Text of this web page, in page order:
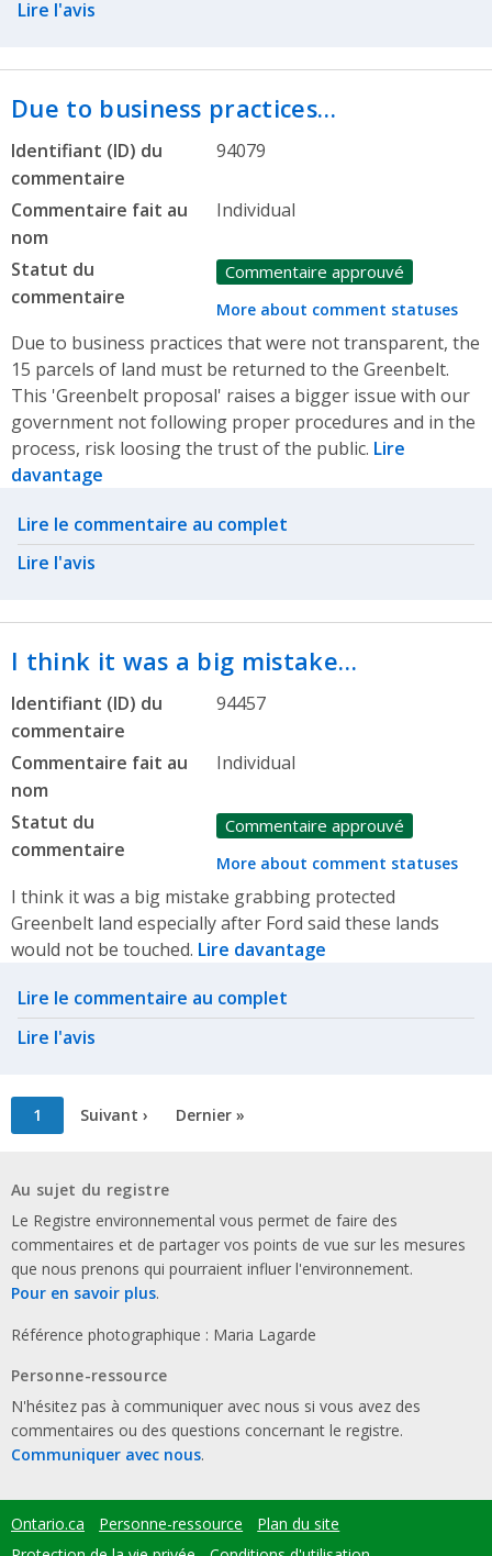
Lire l'avis
Due to business practices…
Identifiant (ID) du
commentaire
94079
Commentaire fait au
nom
Individual
Statut du
commentaire
Commentaire approuvé
More about comment statuses
Due to business practices that were not transparent, the
15 parcels of land must be returned to the Greenbelt.
This 'Greenbelt proposal' raises a bigger issue with our
government not following proper procedures and in the
process, risk loosing the trust of the public. Lire
davantage
Related actions
Lire le commentaire au complet
Lire l'avis
I think it was a big mistake…
Identifiant (ID) du
commentaire
94457
Commentaire fait au
nom
Individual
Statut du
commentaire
Commentaire approuvé
More about comment statuses
I think it was a big mistake grabbing protected
Greenbelt land especially after Ford said these lands
would not be touched. Lire davantage
Related actions
Lire le commentaire au complet
Lire l'avis
Pagination
Page
courante
1
Page
Suivant ›
Dernière
Dernier »
Au sujet du registre
Le Registre environnemental vous permet de faire des
commentaires et de partager vos points de vue sur les mesures
que nous prenons qui pourraient influer l'environnement.
Pour en savoir plus.
Référence photographique : Maria Lagarde
Personne-ressource
N'hésitez pas à communiquer avec nous si vous avez des
commentaires ou des questions concernant le registre.
Communiquer avec nous.
Footer
Ontario.ca Personne-ressource
Plan du site